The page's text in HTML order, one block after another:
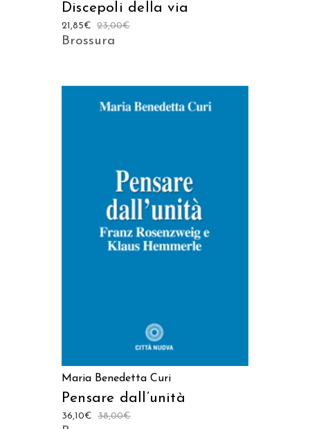
Discepoli della via
23,00€
21,85€
Brossura
AGGIUNGI AL CARRELLO
Maria Benedetta Curi
Pensare dall’unità
38,00€
36,10€